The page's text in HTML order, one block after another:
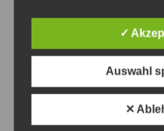
✓
Auswahl
✕